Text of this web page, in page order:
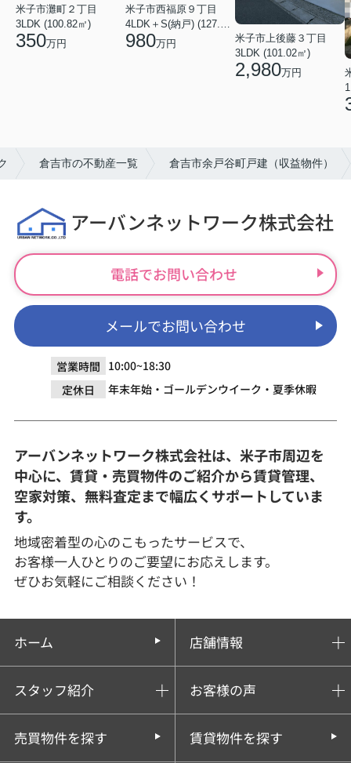
米子市灘町２丁目
3LDK (100.82㎡)
350万円
米子市西福原９丁目
980万円
米子市上後藤３丁目
3LDK (101.02㎡)
2,980万円
倉吉市の不動産一覧 倉吉市余戸谷町戸建（収益物件）
アーバンネットワーク株式会社
電話でお問い合わせ
メールでお問い合わせ
営業時間 10:00~18:30
定休日
年末年始・ゴールデンウイーク・夏季休暇
アーバンネットワーク株式会社は、米子市周辺を
中心に、賃貸・売買物件のご紹介から賃貸管理、
空家対策、無料査定まで幅広くサポートしていま
す。
地域密着型の心のこもったサービスで、
お客様一人ひとりのご要望にお応えします。
ぜひお気軽にご相談ください！
ホーム 店舗情報
スタッフ紹介 お客様の声
売買物件を探す 賃貸物件を探す